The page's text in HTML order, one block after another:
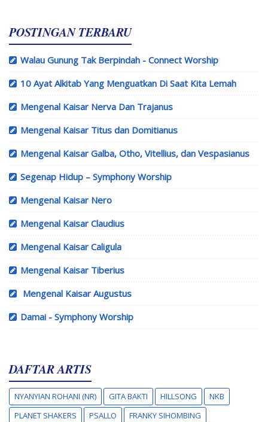
POSTINGAN TERBARU
Walau Gunung Tak Berpindah - Connect Worship
10 Ayat Alkitab Yang Menguatkan Di Saat Kita Lemah
Mengenal Kaisar Nerva Dan Trajanus
Mengenal Kaisar Titus dan Domitianus
Mengenal Kaisar Galba, Otho, Vitellius, dan Vespasianus
Segenap Hidup – Symphony Worship
Mengenal Kaisar Nero
Mengenal Kaisar Claudius
Mengenal Kaisar Caligula
Mengenal Kaisar Tiberius
Mengenal Kaisar Augustus
Damai - Symphony Worship
DAFTAR ARTIS
NYANYIAN ROHANI (NR) GITA BAKTI HILLSONG
NKB
PLANET SHAKERS
PSALLO
FRANKY SIHOMBING